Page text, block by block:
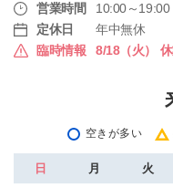
営業時間
10:00～19:00
定休日
年中無休
臨時情報
8/18（火）
空きが多い
日 月 火